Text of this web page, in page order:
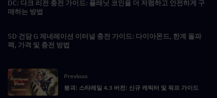
DC: 다크 리전 충전 가이드: 플래닛 코인을 더 저렴하고 안전하게 구
매하는 방법
SD 건담 G 제네레이션 이터널 충전 가이드: 다이아몬드, 한계 돌파
팩, 가격 및 충전 방법
Previous
붕괴: 스타레일 4.3 버전: 신규 캐릭터 및 워프 가이드